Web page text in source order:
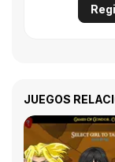
JUEGOS